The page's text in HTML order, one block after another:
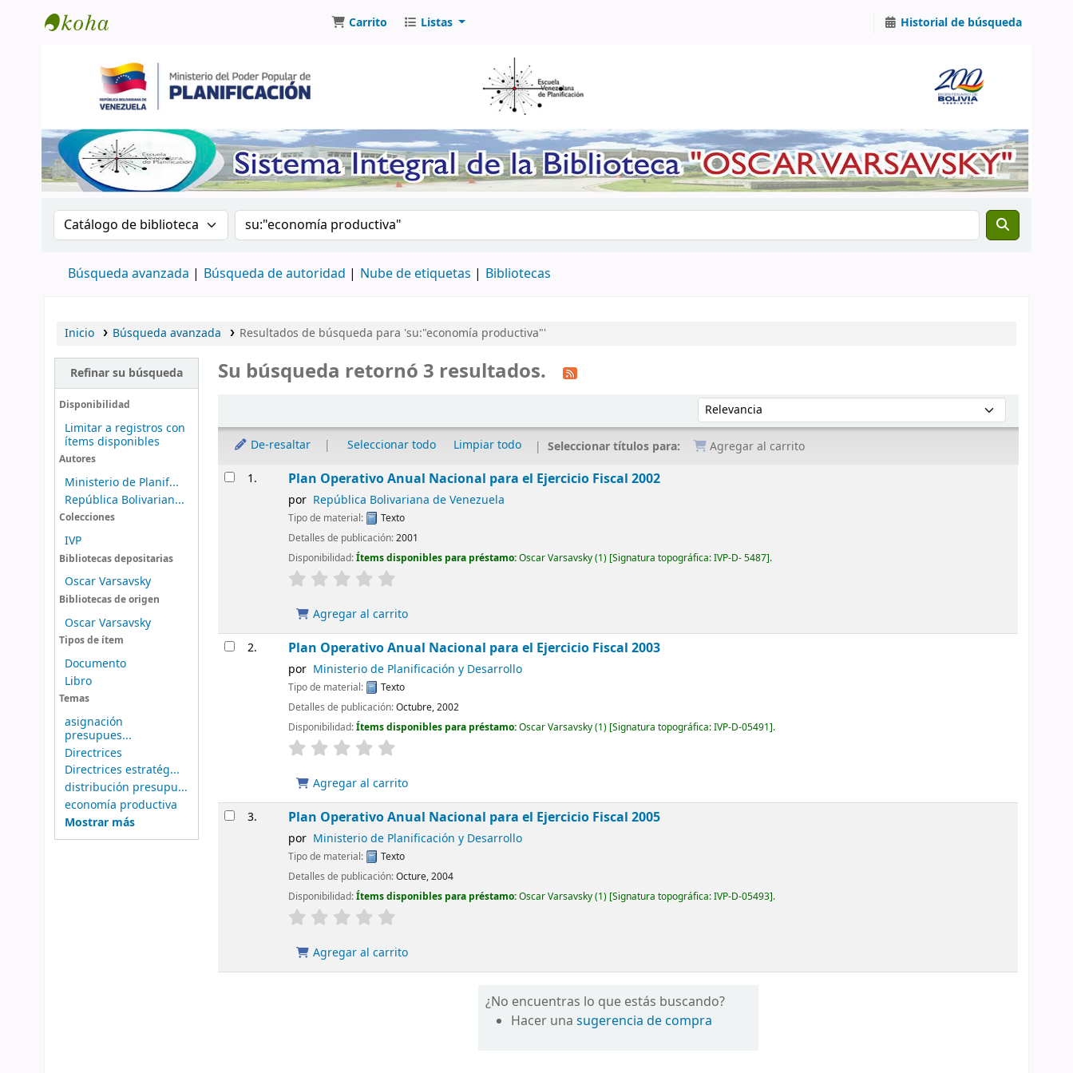
Carrito Listas Historial de búsqueda
Buscar en el catálogo por:Buscar en el catálogo por palabra clave
Búsqueda avanzada Búsqueda de autoridad Nube de etiquetas Bibliotecas
Inicio Búsqueda avanzada Resultados de búsqueda para 'su:"economía productiva"'
Refinar su búsqueda
Disponibilidad
Limitar a registros con
ítems disponibles
Autores
Ministerio de Planif...
República Bolivarian...
Colecciones
IVP
Bibliotecas depositarias
Oscar Varsavsky
Bibliotecas de origen
Oscar Varsavsky
Tipos de ítem
Documento
Libro
Temas
asignación
presupues...
Directrices
Directrices estratég...
distribución presupu...
economía productiva
Mostrar más
Su búsqueda retornó 3 resultados.
Ordenar por:
De-resaltar Seleccionar todo Limpiar todo Seleccionar títulos para: Agregar al carrito
Resultados
1. Plan Operativo Anual Nacional para el Ejercicio Fiscal 2002
por República Bolivariana de Venezuela
Tipo de material:
Texto
Detalles de publicación:2001
Disponibilidad:Ítems disponibles para préstamo:Oscar Varsavsky(1) Signatura topográfica:IVP-D- 5487 .
Agregar al carrito
2. Plan Operativo Anual Nacional para el Ejercicio Fiscal 2003
por Ministerio de Planificación y Desarrollo
Tipo de material:
Texto
Detalles de publicación:Octubre, 2002
Disponibilidad:Ítems disponibles para préstamo:Oscar Varsavsky(1) Signatura topográfica:IVP-D-05491 .
Agregar al carrito
3. Plan Operativo Anual Nacional para el Ejercicio Fiscal 2005
por Ministerio de Planificación y Desarrollo
Tipo de material:
Texto
Detalles de publicación:Octure, 2004
Disponibilidad:Ítems disponibles para préstamo:Oscar Varsavsky(1) Signatura topográfica:IVP-D-05493 .
Agregar al carrito
¿No encuentras lo que estás buscando?
Hacer unasugerencia de compra